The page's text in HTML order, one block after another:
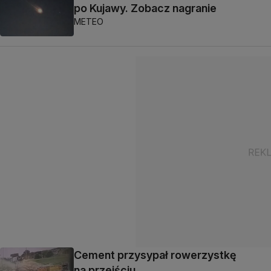
po Kujawy. Zobacz nagranie
METEO
Cement przysypał rowerzystkę